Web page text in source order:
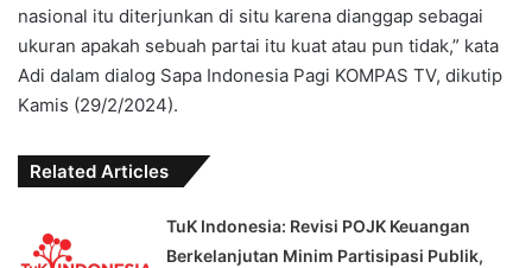
nasional itu diterjunkan di situ karena dianggap sebagai
ukuran apakah sebuah partai itu kuat atau pun tidak,” kata
Adi dalam dialog Sapa Indonesia Pagi KOMPAS TV, dikutip
Kamis (29/2/2024).
Related Articles
TuK Indonesia: Revisi POJK Keuangan
Berkelanjutan Minim Partisipasi Publik,